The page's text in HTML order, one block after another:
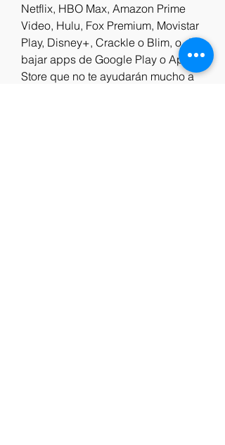
Netflix, HBO Max, Amazon Prime
Video, Hulu, Fox Premium, Movistar
Play, Disney+, Crackle o Blim, o de
bajar apps de Google Play o App
Store que no te ayudarán mucho a